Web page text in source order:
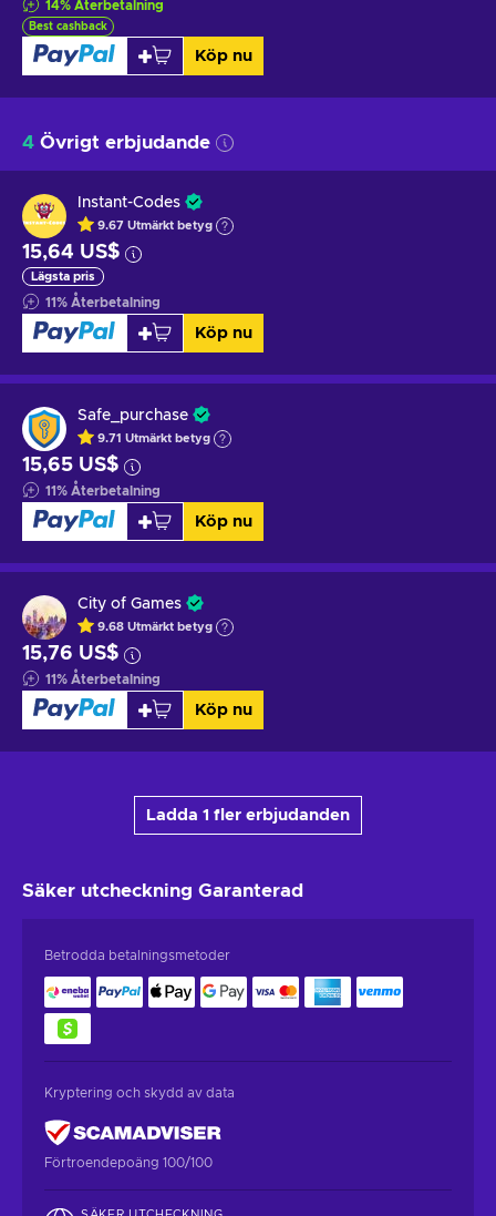
14% Återbetalning
Best cashback
Köp nu
4 Övrigt erbjudande
Instant-Codes
9.67 Utmärkt betyg
15,64 US$
Lägsta pris
11% Återbetalning
Köp nu
Safe_purchase
9.71 Utmärkt betyg
15,65 US$
11% Återbetalning
Köp nu
City of Games
9.68 Utmärkt betyg
15,76 US$
11% Återbetalning
Köp nu
Ladda 1 fler erbjudanden
Säker utcheckning Garanterad
Betrodda betalningsmetoder
Kryptering och skydd av data
Förtroendepoäng 100/100